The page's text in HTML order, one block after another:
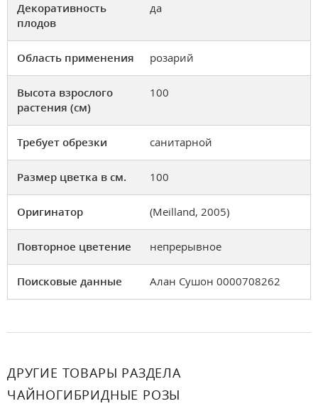
Декоративность
плодов
да
Область применения розарий
Высота взрослого
растения (см)
100
Требует обрезки санитарной
Размер цветка в см. 100
Оригинатор (Meilland, 2005)
Повторное цветение непрерывное
Поисковые данные Алан Сушон 0000708262
ДРУГИЕ ТОВАРЫ РАЗДЕЛА
ЧАЙНОГИБРИДНЫЕ РОЗЫ